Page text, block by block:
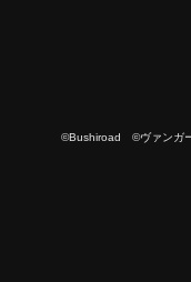
©Bushiroad ©ヴァンガ